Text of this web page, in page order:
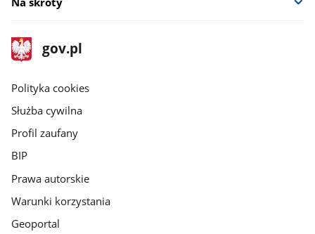
stopka
gov.pl
Strona
gov.pl
gov.pl
Polityka cookies
Służba cywilna
Profil zaufany
BIP
Prawa autorskie
Warunki korzystania
Geoportal